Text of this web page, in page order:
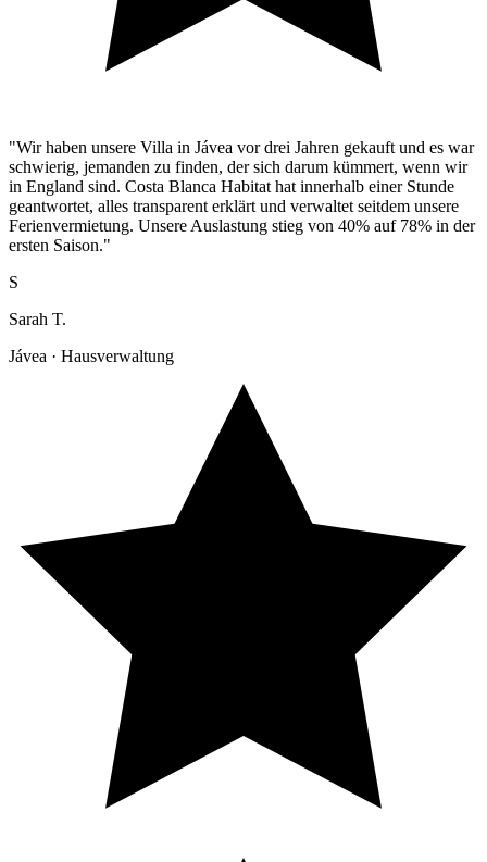
"Wir haben unsere Villa in Jávea vor drei Jahren gekauft und es war
schwierig, jemanden zu finden, der sich darum kümmert, wenn wir
in England sind. Costa Blanca Habitat hat innerhalb einer Stunde
geantwortet, alles transparent erklärt und verwaltet seitdem unsere
Ferienvermietung. Unsere Auslastung stieg von 40% auf 78% in der
ersten Saison."
S
Sarah T.
Jávea · Hausverwaltung